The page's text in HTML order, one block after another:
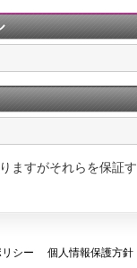
ますがそれらを保証
シー
個人情報保護方針